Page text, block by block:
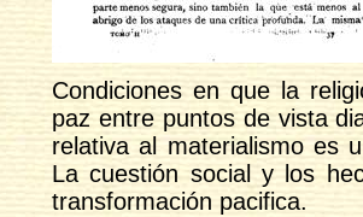
Condiciones en que la
paz entre puntos de vista
relativa al materialismo es
La cuestión social y los
transformación pacifica.